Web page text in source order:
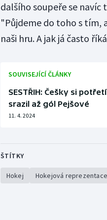
dalšího soupeře se
"Půjdeme do toho s tím,
naši hru. A jak já často
SOUVISEJÍCÍ ČLÁNKY
SESTŘIH: Češky si
srazil až gól Pejšové
11. 4. 2024
ŠTÍTKY
Hokej Hokejová reprezentace